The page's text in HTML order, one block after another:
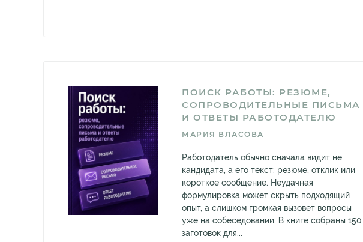
ПОИСК РАБОТЫ: РЕЗЮМЕ,
СОПРОВОДИТЕЛЬНЫЕ ПИСЬМА
И ОТВЕТЫ РАБОТОДАТЕЛЮ
МАРИЯ ВЛАСОВА
Работодатель обычно сначала видит не
кандидата, а его текст: резюме, отклик или
короткое сообщение. Неудачная
формулировка может скрыть подходящий
опыт, а слишком громкая вызовет вопросы
уже на собеседовании. В книге собраны 150
заготовок для...